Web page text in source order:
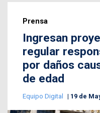
Prensa
Ingresan
regular
por daños
de edad
Equipo Digital 19 de